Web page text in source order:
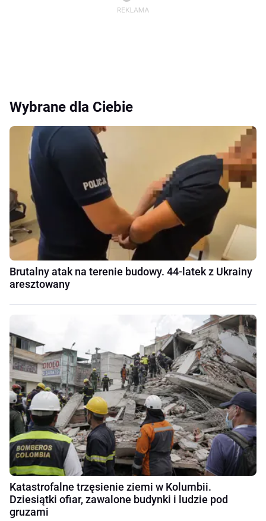
Wybrane dla Ciebie
Brutalny atak na terenie budowy. 44-latek z Ukrainy
aresztowany
Katastrofalne trzęsienie ziemi w Kolumbii.
Dziesiątki ofiar, zawalone budynki i ludzie pod
gruzami